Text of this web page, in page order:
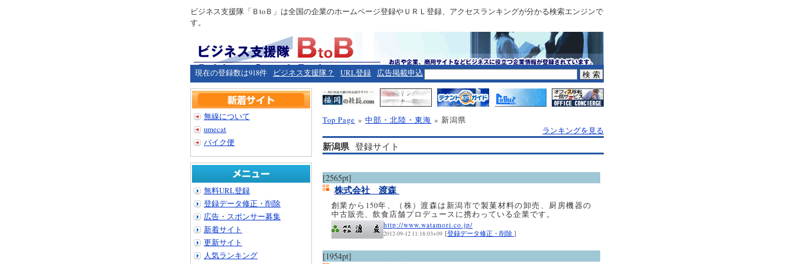
ビジネス支援隊「ＢtoＢ」は全国の企業のホームページ登録やＵＲＬ登録、アクセスランキングが分かる検索エンジンで
す。
現在の登録数は918件 ビジネス支援隊？ URL登録 広告掲載申込
Top Page » 中部・北陸・東海 » 新潟県
ランキングを見る
新潟県登録サイト
[2565pt]
株式会社 渡森
創業から150年、（株）渡森は新潟市で製菓材料の卸売、厨房機器の
中古販売、飲食店舗プロデュースに携わっている企業です。
http://www.watamori.co.jp/
2012-09-12 11:18:03+09 [登録データ修正・削除 ]
[1954pt]
無線について
umecat
バイク便
無料URL登録
登録データ修正・削除
広告・スポンサー募集
新着サイト
更新サイト
人気ランキング